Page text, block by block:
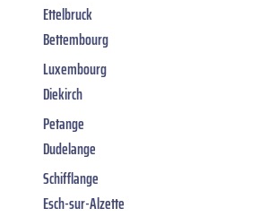
Ettelbruck
Bettembourg
Luxembourg
Diekirch
Petange
Dudelange
Schifflange
Esch-sur-Alzette